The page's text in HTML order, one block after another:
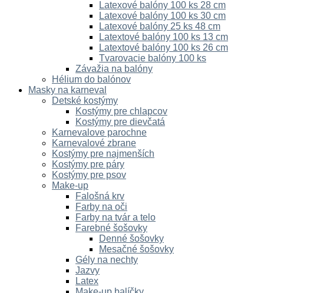
Latexové balóny 100 ks 28 cm
Latexové balóny 100 ks 30 cm
Latexové balóny 25 ks 48 cm
Latextové balóny 100 ks 13 cm
Latextové balóny 100 ks 26 cm
Tvarovacie balóny 100 ks
Závažia na balóny
Hélium do balónov
Masky na karneval
Detské kostýmy
Kostýmy pre chlapcov
Kostýmy pre dievčatá
Karnevalove parochne
Karnevalové zbrane
Kostýmy pre najmenších
Kostýmy pre páry
Kostýmy pre psov
Make-up
Falošná krv
Farby na oči
Farby na tvár a telo
Farebné šošovky
Denné šošovky
Mesačné šošovky
Gély na nechty
Jazvy
Latex